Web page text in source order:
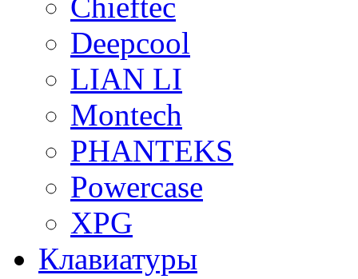
Chieftec
Deepcool
LIAN LI
Montech
PHANTEKS
Powercase
XPG
Клавиатуры